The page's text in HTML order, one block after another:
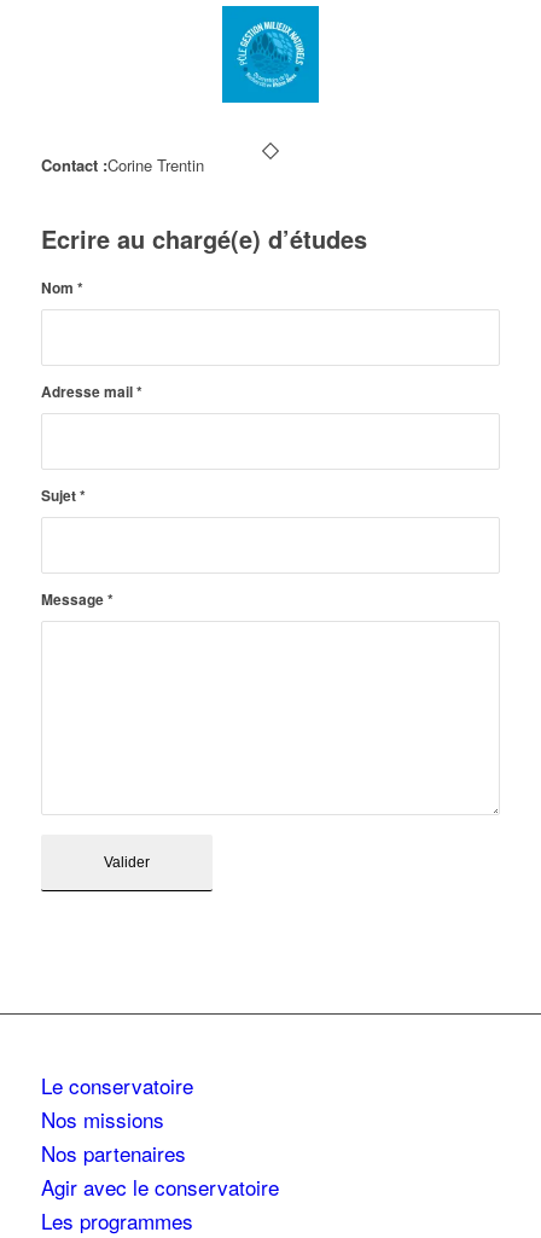
Contact :Corine Trentin
Ecrire au chargé(e) d’études
Nom *
Adresse mail*
Sujet*
Message*
Le conservatoire
Nos missions
Nos partenaires
Agir avec le conservatoire
Les programmes